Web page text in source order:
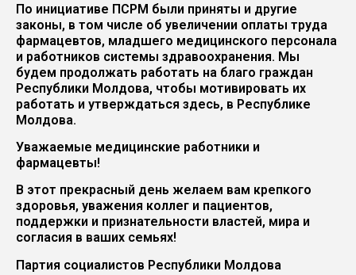
По инициативе ПСРМ были приняты и другие
законы, в том числе об увеличении оплаты труда
фармацевтов, младшего медицинского персонала
и работников системы здравоохранения. Мы
будем продолжать работать на благо граждан
Республики Молдова, чтобы мотивировать их
работать и утверждаться здесь, в Республике
Молдова.
Уважаемые медицинские работники и
фармацевты!
В этот прекрасный день желаем вам крепкого
здоровья, уважения коллег и пациентов,
поддержки и признательности властей, мира и
согласия в ваших семьях!
Партия социалистов Республики Молдова